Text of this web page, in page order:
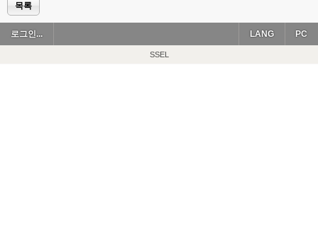
목록
로그인... PC
LANG
SSEL